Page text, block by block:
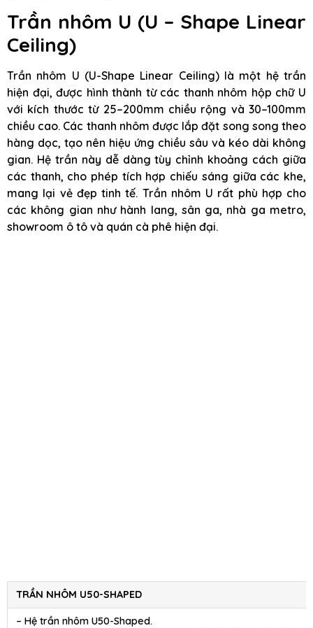
Trần nhôm U (U – Shape Linear
Ceiling)
Trần nhôm U (U-Shape Linear Ceiling) là một hệ trần
hiện đại, được hình thành từ các thanh nhôm hộp chữ U
với kích thước từ 25–200mm chiều rộng và 30–100mm
chiều cao. Các thanh nhôm được lắp đặt song song theo
hàng dọc, tạo nên hiệu ứng chiều sâu và kéo dài không
gian. Hệ trần này dễ dàng tùy chỉnh khoảng cách giữa
các thanh, cho phép tích hợp chiếu sáng giữa các khe,
mang lại vẻ đẹp tinh tế. Trần nhôm U rất phù hợp cho
các không gian như hành lang, sân ga, nhà ga metro,
showroom ô tô và quán cà phê hiện đại.
TRẦN NHÔM U50-SHAPED
– Hệ trần nhôm U50-Shaped.